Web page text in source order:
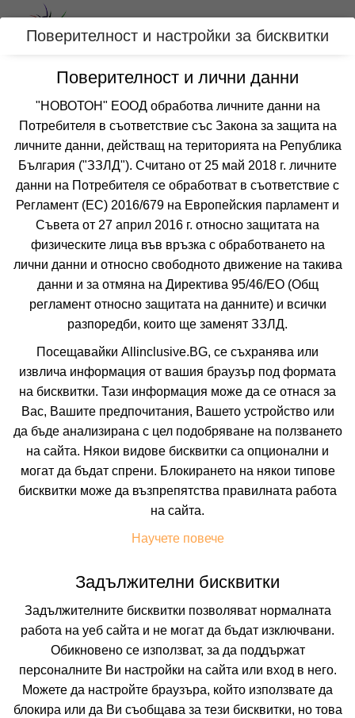
Вход
Категории
Хотел АНТИК
БАЛЧИК
Отзиви от клиенти за хотел АНТИК
все още няма мнения за този хотел
❮ ❯
УДОБСТВА В ХОТЕЛА FAQ ЗА ХОТЕЛА
Собствен
10.08.2026 5 нощувки
Настаняване
Поверителност и настройки за бисквитки
Поверителност и лични данни
"НОВОТОН" ЕООД обработва личните данни на
Потребителя в съответствие със Закона за защита на
личните данни, действащ на територията на Република
България ("ЗЗЛД"). Считано от 25 май 2018 г. личните
данни на Потребителя се обработват в съответствие с
Регламент (ЕС) 2016/679 на Европейския парламент и
Съвета от 27 април 2016 г. относно защитата на
физическите лица във връзка с обработването на
лични данни и относно свободното движение на такива
данни и за отмяна на Директива 95/46/EО (Общ
регламент относно защитата на данните) и всички
разпоредби, които ще заменят ЗЗЛД.
Посещавайки Allinclusive.BG, се съхранява или
извлича информация от вашия браузър под формата
на бисквитки. Тази информация може да се отнася за
Вас, Вашите предпочитания, Вашето устройство или
да бъде анализирана с цел подобряване на ползването
на сайта. Някои видове бисквитки са опционални и
могат да бъдат спрени. Блокирането на някои типове
бисквитки може да възпрепятства правилната работа
на сайта.
Научете повече
Задължителни бисквитки
Задължителните бисквитки позволяват нормалната
работа на уеб сайта и не могат да бъдат изключвани.
Обикновено се използват, за да поддържат
персоналните Ви настройки на сайта или вход в него.
Можете да настройте браузъра, който използвате да
блокира или да Ви съобщава за тези бисквитки, но това